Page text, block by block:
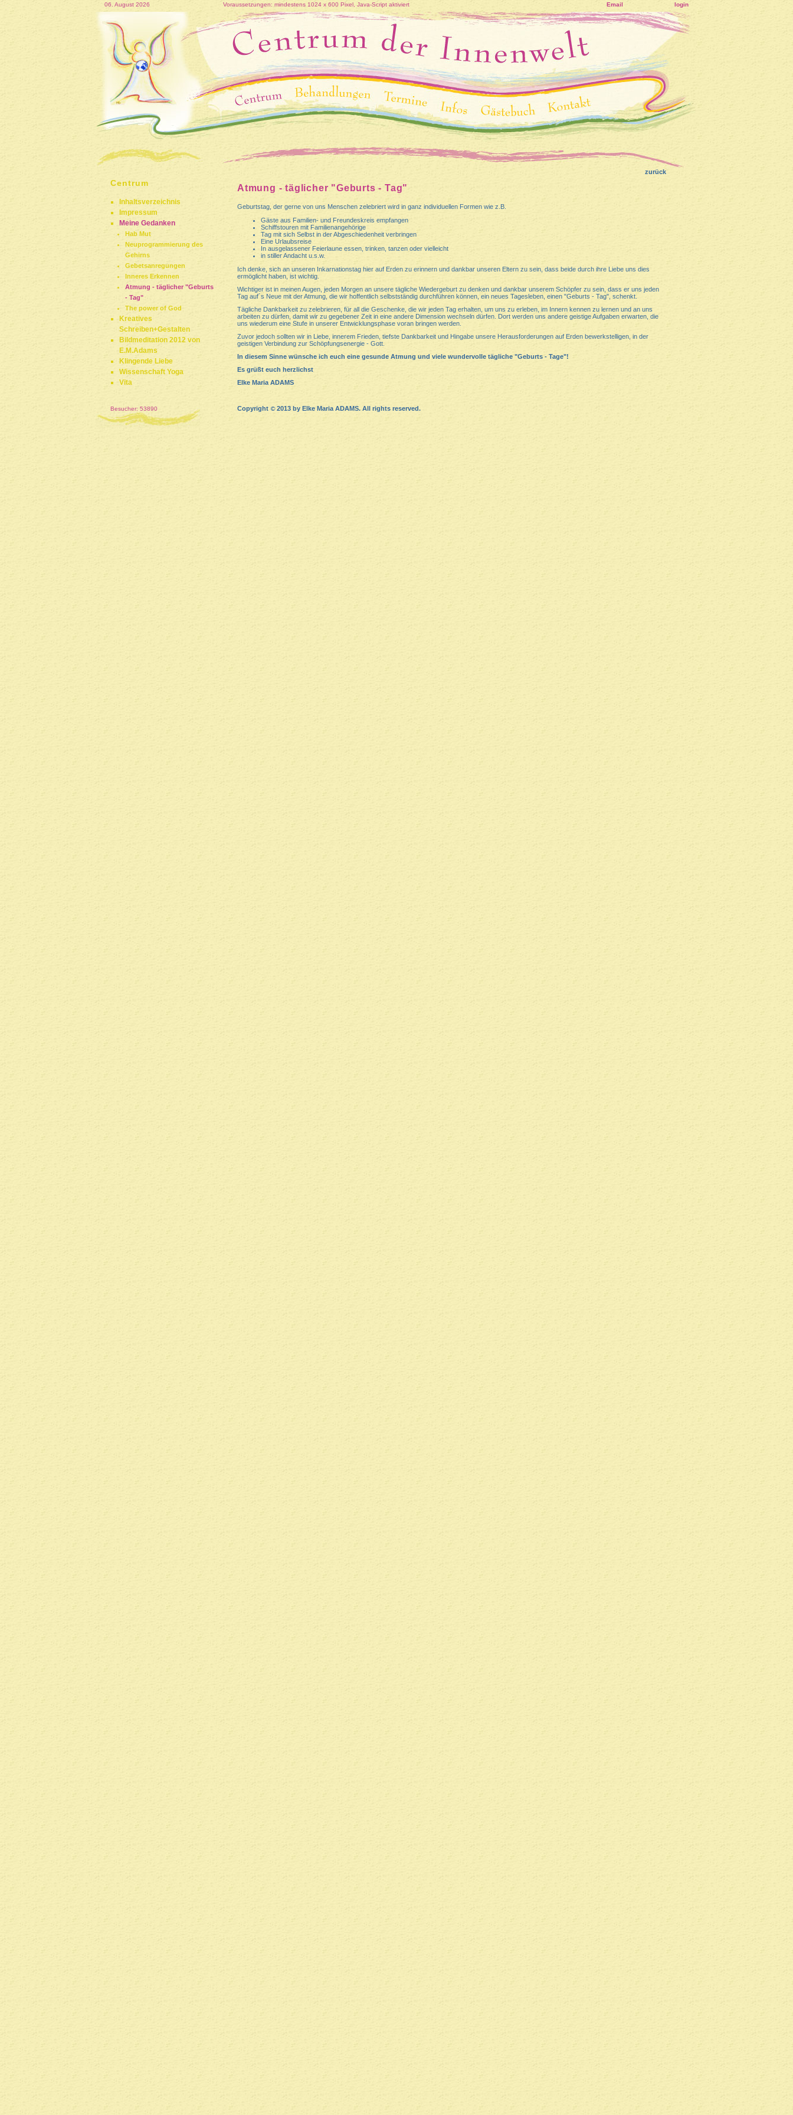
06. August 2026 Voraussetzungen: mindestens 1024 x 600 Pixel, Java-Script aktiviert Email login
Centrum
Inhaltsverzeichnis
Impressum
Meine Gedanken
Hab Mut
Neuprogrammierung des
Gehirns
Gebetsanregungen
Inneres Erkennen
Atmung - täglicher "Geburts
- Tag"
The power of God
Kreatives
Schreiben+Gestalten
Bildmeditation 2012 von
E.M.Adams
Klingende Liebe
Wissenschaft Yoga
Vita
Besucher: 53890
zurück
Atmung - täglicher "Geburts - Tag"
Geburtstag, der gerne von uns Menschen zelebriert wird in ganz individuellen Formen wie z.B.
Gäste aus Familien- und Freundeskreis empfangen
Schiffstouren mit Familienangehörige
Tag mit sich Selbst in der Abgeschiedenheit verbringen
Eine Urlaubsreise
In ausgelassener Feierlaune essen, trinken, tanzen oder vielleicht
in stiller Andacht u.s.w.
Ich denke, sich an unseren Inkarnationstag hier auf Erden zu erinnern und dankbar unseren Eltern zu sein, dass beide durch ihre Liebe uns dies
ermöglicht haben, ist wichtig.
Wichtiger ist in meinen Augen, jeden Morgen an unsere tägliche Wiedergeburt zu denken und dankbar unserem Schöpfer zu sein, dass er uns jeden
Tag auf´s Neue mit der Atmung, die wir hoffentlich selbstständig durchführen können, ein neues Tagesleben, einen "Geburts - Tag", schenkt.
Tägliche Dankbarkeit zu zelebrieren, für all die Geschenke, die wir jeden Tag erhalten, um uns zu erleben, im Innern kennen zu lernen und an uns
arbeiten zu dürfen, damit wir zu gegebener Zeit in eine andere Dimension wechseln dürfen. Dort werden uns andere geistige Aufgaben erwarten, die
uns wiederum eine Stufe in unserer Entwicklungsphase voran bringen werden.
Zuvor jedoch sollten wir in Liebe, innerem Frieden, tiefste Dankbarkeit und Hingabe unsere Herausforderungen auf Erden bewerkstelligen, in der
geistigen Verbindung zur Schöpfungsenergie - Gott.
In diesem Sinne wünsche ich euch eine gesunde Atmung und viele wundervolle tägliche "Geburts - Tage"!
Es grüßt euch herzlichst
Elke Maria ADAMS
Copyright ©2013 by Elke Maria ADAMS. All rights reserved.